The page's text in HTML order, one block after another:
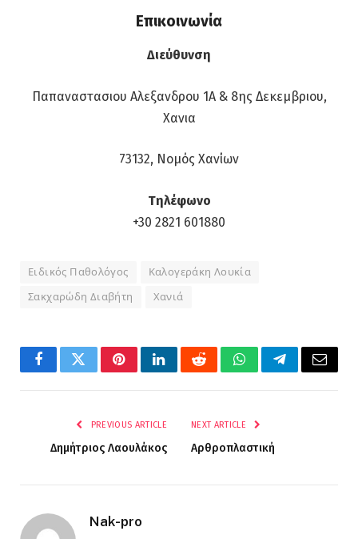
Επικοινωνία
Διεύθυνση
Παπαναστασιου Αλεξανδρου 1Α & 8ης Δεκεμβριου,
Χανια
73132, Νομός Χανίων
Τηλέφωνο
+30 2821 601880
Ειδικός Παθολόγος Καλογεράκη Λουκία
Σακχαρώδη Διαβήτη Χανιά
FacebookTwitterPinterestLinkedInRedditWhatsAppTelegramEmail
PREVIOUS ARTICLE
Δημήτριος Λαουλάκος
NEXT ARTICLE
Αρθροπλαστική
Nak-pro